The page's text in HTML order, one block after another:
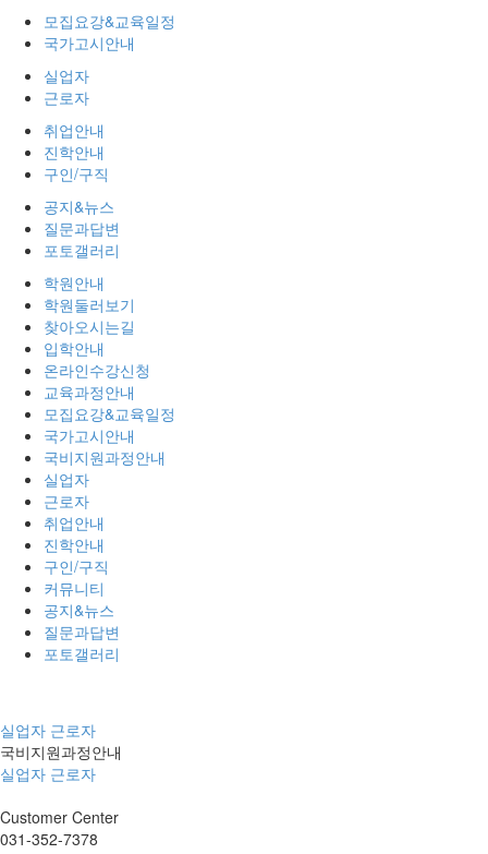
모집요강&교육일정
국가고시안내
실업자
근로자
취업안내
진학안내
구인/구직
공지&뉴스
질문과답변
포토갤러리
학원안내
학원둘러보기
찾아오시는길
입학안내
온라인수강신청
교육과정안내
모집요강&교육일정
국가고시안내
국비지원과정안내
실업자
근로자
취업안내
진학안내
구인/구직
커뮤니티
공지&뉴스
질문과답변
포토갤러리
실업자 근로자
국비지원과정안내
실업자 근로자
Customer Center
031-352-7378